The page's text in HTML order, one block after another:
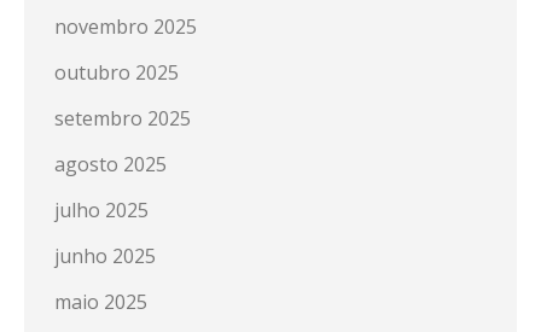
novembro 2025
outubro 2025
setembro 2025
agosto 2025
julho 2025
junho 2025
maio 2025